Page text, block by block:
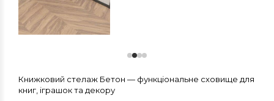
Книжковий стелаж Бетон — функціональне сховище для
книг, іграшок та декору